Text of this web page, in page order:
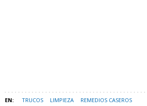
TRUCOS LIMPIEZA REMEDIOS CASEROS